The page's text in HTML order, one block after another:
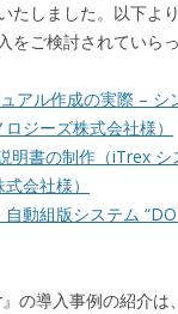
たしました。以下よ
をご検討されていら
アル作成の実際 –
ジーズ株式会社様）
明書の制作（iTrex
会社様）
自動組版システム
の導入事例の紹介は